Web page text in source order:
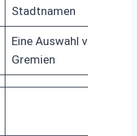
Stadtnamen
Eine Auswahl von SBR-
Gremien